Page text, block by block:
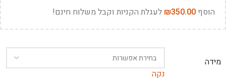
הוסף ₪350.00 לעגלת הקניות וקבל משלוח חינם!
מידה
נקה